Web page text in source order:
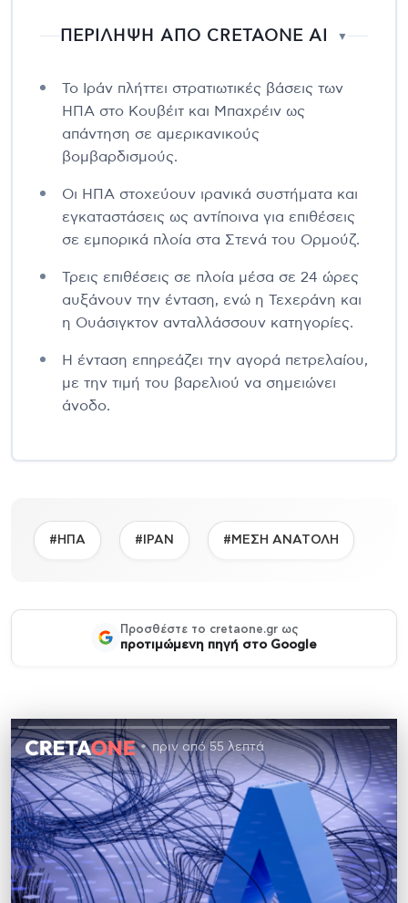
ΠΕΡΙΛΗΨΗ ΑΠΟ CRETAONE AI ▼
Το Ιράν πλήττει στρατιωτικές βάσεις των
ΗΠΑ στο Κουβέιτ και Μπαχρέιν ως
απάντηση σε αμερικανικούς
βομβαρδισμούς.
Οι ΗΠΑ στοχεύουν ιρανικά συστήματα και
εγκαταστάσεις ως αντίποινα για επιθέσεις
σε εμπορικά πλοία στα Στενά του Ορμούζ.
Τρεις επιθέσεις σε πλοία μέσα σε 24 ώρες
αυξάνουν την ένταση, ενώ η Τεχεράνη και
η Ουάσιγκτον ανταλλάσσουν κατηγορίες.
Η ένταση επηρεάζει την αγορά πετρελαίου,
με την τιμή του βαρελιού να σημειώνει
άνοδο.
#ΗΠΑ #ΙΡΑΝ #ΜΕΣΗ ΑΝΑΤΟΛΗ
Προσθέστε το cretaone.gr ως
προτιμώμενη πηγή στο Google
πριν από 55 λεπτά